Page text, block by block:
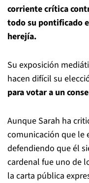
corriente crítica
todo su pontificado
herejía.
Su exposición
hacen difícil su
para votar a un
Aunque Sarah ha
comunicación que le
defendiendo que él
cardenal fue uno de
la carta pública